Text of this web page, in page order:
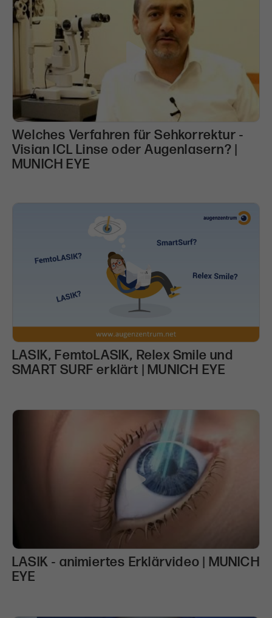
Welches Verfahren für Sehkorrektur -
Visian ICL Linse oder Augenlasern? |
MUNICH EYE
LASIK, FemtoLASIK, Relex Smile und
SMART SURF erklärt | MUNICH EYE
LASIK - animiertes Erklärvideo | MUNICH
EYE